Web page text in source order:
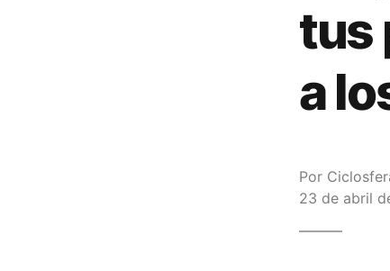
tus
a
Por
23 de abril